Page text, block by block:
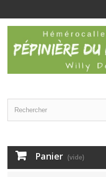
Panier (vide)